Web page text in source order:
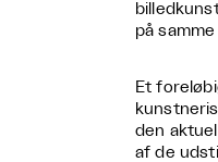
på
Et
den
af de